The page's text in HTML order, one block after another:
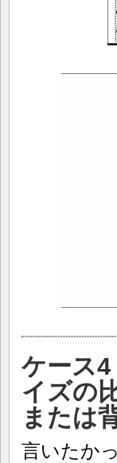
ケース
イズの
または
言いたか